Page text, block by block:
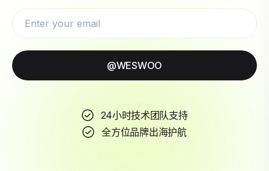
@WESWOO
24小时技术团队支持
全方位品牌出海护航